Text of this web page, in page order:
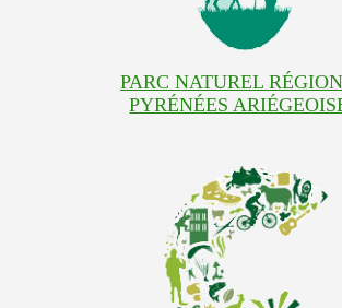
PARC NATUREL
PYRÉNÉES